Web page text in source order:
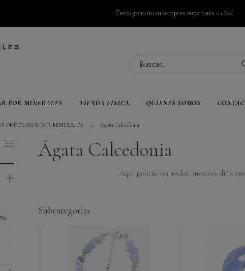
Envío gratuíto en compras superiores a +35€
POR MINERALES TIENDA FÍSICA QUIENES SOMOS
ORDENADOS POR MINERALES Ágata Calcedonia
Ágata Calcedonia
Aquí podrás ver todos nuestros
Subcategorías